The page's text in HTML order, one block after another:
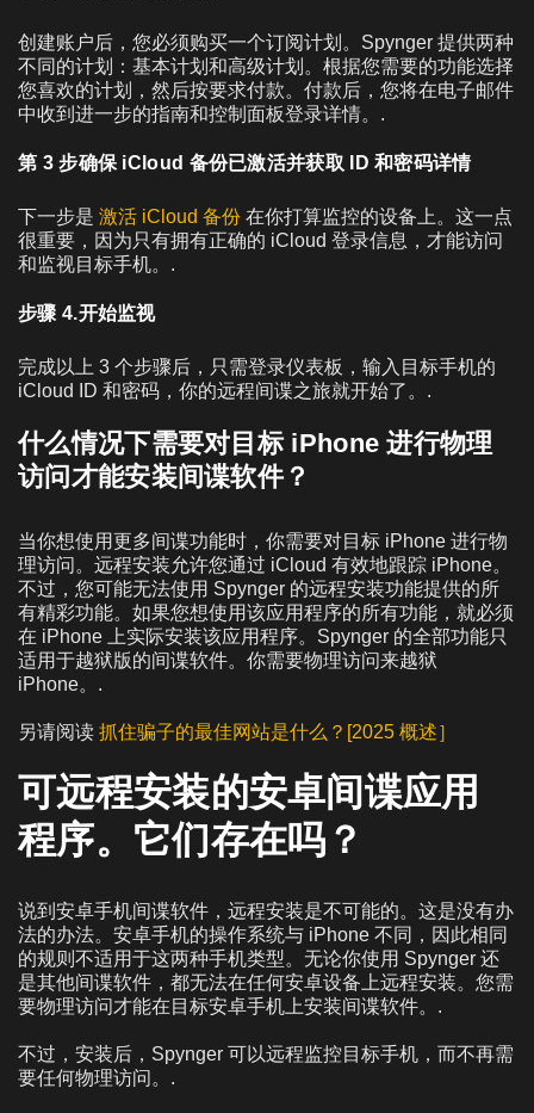
创建账户后，您必须购买一个订阅计划。Spynger 提供两种
不同的计划：基本计划和高级计划。根据您需要的功能选择
您喜欢的计划，然后按要求付款。付款后，您将在电子邮件
中收到进一步的指南和控制面板登录详情。.
第 3 步确保 iCloud 备份已激活并获取 ID 和密码详情
下一步是 激活 iCloud 备份 在你打算监控的设备上。这一点
很重要，因为只有拥有正确的 iCloud 登录信息，才能访问
和监视目标手机。.
步骤 4.开始监视
完成以上 3 个步骤后，只需登录仪表板，输入目标手机的
iCloud ID 和密码，你的远程间谍之旅就开始了。.
什么情况下需要对目标 iPhone 进行物理
访问才能安装间谍软件？
当你想使用更多间谍功能时，你需要对目标 iPhone 进行物
理访问。远程安装允许您通过 iCloud 有效地跟踪 iPhone。
不过，您可能无法使用 Spynger 的远程安装功能提供的所
有精彩功能。如果您想使用该应用程序的所有功能，就必须
在 iPhone 上实际安装该应用程序。Spynger 的全部功能只
适用于越狱版的间谍软件。你需要物理访问来越狱
iPhone。.
另请阅读 抓住骗子的最佳网站是什么？[2025 概述］
可远程安装的安卓间谍应用
程序。它们存在吗？
说到安卓手机间谍软件，远程安装是不可能的。这是没有办
法的办法。安卓手机的操作系统与 iPhone 不同，因此相同
的规则不适用于这两种手机类型。无论你使用 Spynger 还
是其他间谍软件，都无法在任何安卓设备上远程安装。您需
要物理访问才能在目标安卓手机上安装间谍软件。.
不过，安装后，Spynger 可以远程监控目标手机，而不再需
要任何物理访问。.